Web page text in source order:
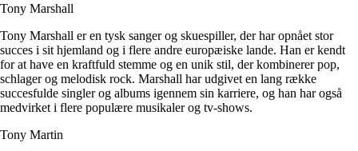
Tony Marshall
Tony Marshall er en tysk sanger og skuespiller, der har opnået stor
succes i sit hjemland og i flere andre europæiske lande. Han er kendt
for at have en kraftfuld stemme og en unik stil, der kombinerer pop,
schlager og melodisk rock. Marshall har udgivet en lang række
succesfulde singler og albums igennem sin karriere, og han har også
medvirket i flere populære musikaler og tv-shows.
Tony Martin